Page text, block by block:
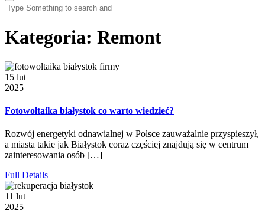
Kategoria: Remont
15 lut
2025
Fotowoltaika białystok co warto wiedzieć?
Rozwój energetyki odnawialnej w Polsce zauważalnie przyspieszył,
a miasta takie jak Białystok coraz częściej znajdują się w centrum
zainteresowania osób […]
Full Details
11 lut
2025